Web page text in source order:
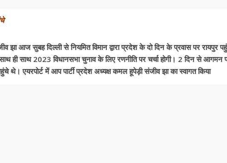
झा आज सुबह दिल्ली से नियमित विमान द्वारा प्रदेश के दो दिन के प्रवास पर रायपुर
ही साथ 2023 विधानसभा चुनाव के लिए रणनीति पर चर्चा होगी। 2 दिन से आगमन
पहुंचे थे। एयरपोर्ट में आप पार्टी प्रदेश अध्यक्ष कमल हूपेड़ी संजीव झा का स्वागत किया